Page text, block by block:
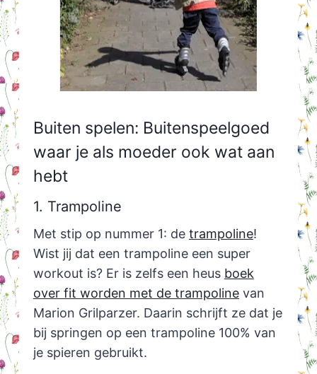
Buiten spelen: Buitenspeelgoed
waar je als moeder ook wat aan
hebt
1. Trampoline
Met stip op nummer 1: de trampoline!
Wist jij dat een trampoline een super
workout is? Er is zelfs een heus boek
over fit worden met de trampolinevan
Marion Grilparzer. Daarin schrijft ze dat je
bij springen op een trampoline 100% van
je spieren gebruikt.